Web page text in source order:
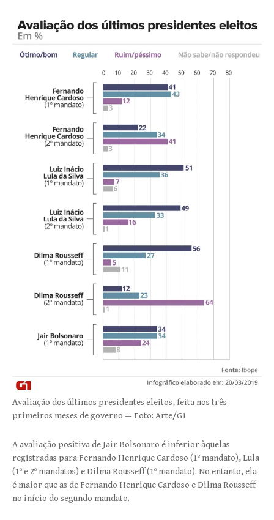
Avaliação dos últimos presidentes eleitos, feita nos três
primeiros meses de governo — Foto: Arte/G1
A avaliação positiva de Jair Bolsonaro é inferior àquelas
registradas para Fernando Henrique Cardoso (1º mandato), Lula
(1º e 2º mandatos) e Dilma Rousseff (1º mandato). No entanto, ela
é maior que as de Fernando Henrique Cardoso e Dilma Rousseff
no início do segundo mandato.